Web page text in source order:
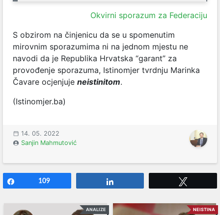
Okvirni sporazum za Federaciju
S obzirom na činjenicu da se u spomenutim
mirovnim sporazumima ni na jednom mjestu ne
navodi da je Republika Hrvatska “garant” za
provođenje sporazuma, Istinomjer tvrdnju Marinka
Čavare ocjenjuje neistinitom.
(Istinomjer.ba)
14. 05. 2022
Sanjin Mahmutović
109
ANALIZE NEISTINA